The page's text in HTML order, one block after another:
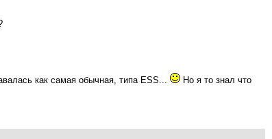
как самая обычная, типа ESS...
Но я то знал что